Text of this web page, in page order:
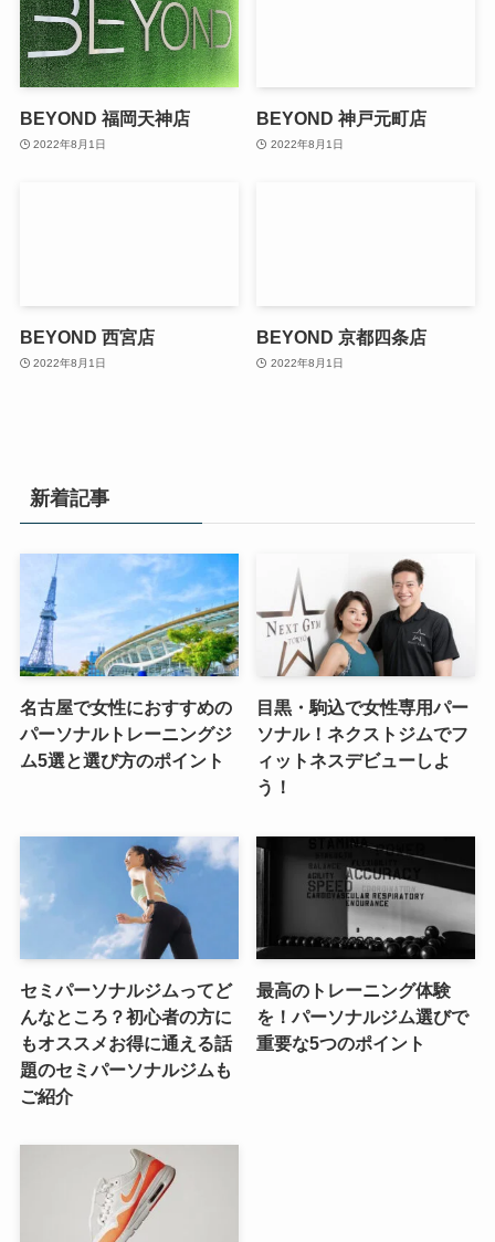
BEYOND 福岡天神店
2022年8月1日
BEYOND 神戸元町店
2022年8月1日
BEYOND 西宮店
2022年8月1日
BEYOND 京都四条店
2022年8月1日
新着記事
名古屋で女性におすすめの
パーソナルトレーニングジ
ム5選と選び方のポイント
目黒・駒込で女性専用パー
ソナル！ネクストジムでフ
ィットネスデビューしよ
う！
セミパーソナルジムってど
んなところ？初心者の方に
もオススメお得に通える話
題のセミパーソナルジムも
ご紹介
最高のトレーニング体験
を！パーソナルジム選びで
重要な5つのポイント